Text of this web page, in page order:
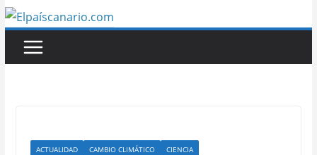
ACTUALIDAD CAMBIO CLIMÁTICO
CIENCIA